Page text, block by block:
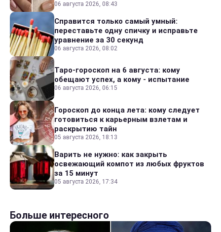
06 августа 2026, 08:43
Справится только самый умный:
переставьте одну спичку и исправьте
уравнение за 30 секунд
06 августа 2026, 08:02
Таро-гороскоп на 6 августа: кому
обещают успех, а кому - испытание
06 августа 2026, 06:15
Гороскоп до конца лета: кому следует
готовиться к карьерным взлетам и
раскрытию тайн
05 августа 2026, 18:13
Варить не нужно: как закрыть
освежающий компот из любых фруктов
за 15 минут
05 августа 2026, 17:34
Больше интересного